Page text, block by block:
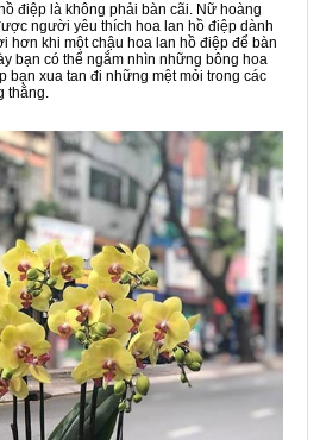
điệp là không phải bàn cãi. Nữ hoàng
người yêu thích hoa lan hồ điệp dành
hơn khi một chậu hoa lan hồ điệp để bàn
bạn có thể ngắm nhìn những bông hoa
bạn xua tan đi những mệt mỏi trong các
thằng.